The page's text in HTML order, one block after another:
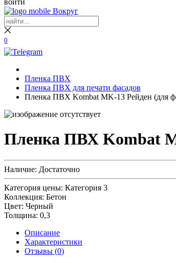
войти
0
Пленка ПВХ
Пленка ПВХ для печати фасадов
Пленка ПВХ Kombat MK-13 Рейден (для
Пленка ПВХ Kombat
Наличие: Достаточно
Категория цены: Категория 3
Коллекция: Бетон
Цвет: Черный
Толщина: 0,3
Описание
Характеристики
Отзывы (0)